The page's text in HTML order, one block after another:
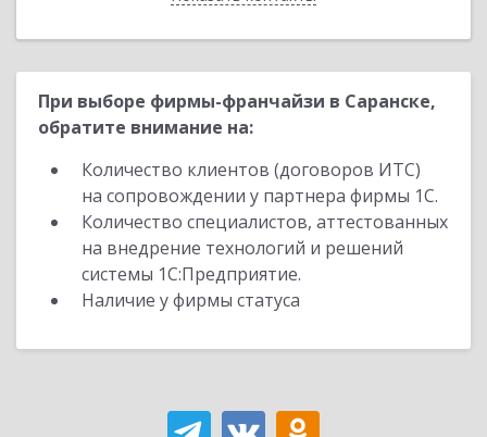
При выборе фирмы-франчайзи в Саранске,
обратите внимание на:
Количество клиентов (договоров ИТС)
на сопровождении у партнера фирмы 1С.
Количество специалистов, аттестованных
на внедрение технологий и решений
системы 1С:Предприятие.
Наличие у фирмы статуса